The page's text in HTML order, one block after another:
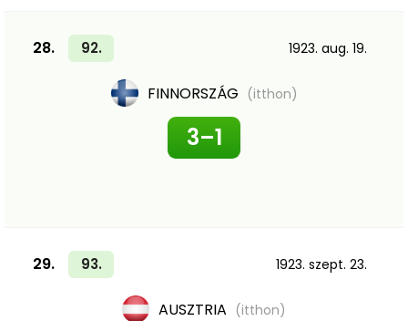
28. 92. 1923. aug. 19.
FINNORSZÁG (itthon)
3–1
29. 93. 1923. szept. 23.
AUSZTRIA (itthon)